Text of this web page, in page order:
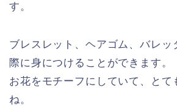
す。
ブレスレット、ヘアゴム、バレッ
際に身につけることができます。
お花をモチーフにしていて、とて
ね。